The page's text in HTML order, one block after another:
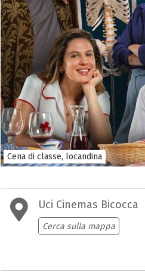
Cena di classe, locandina
Uci Cinemas Bicocca
Cerca sulla mappa